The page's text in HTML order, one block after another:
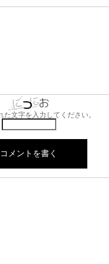
た文字を入力してください。